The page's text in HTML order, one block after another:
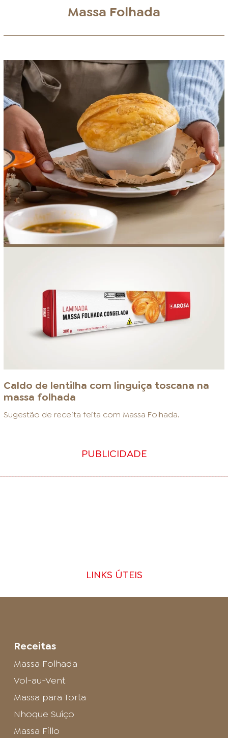
Massa Folhada
Caldo de lentilha com linguiça toscana na
massa folhada
Sugestão de receita feita com Massa Folhada.
PUBLICIDADE
LINKS ÚTEIS
Receitas
Massa Folhada
Vol-au-Vent
Massa para Torta
Nhoque Suíço
Massa Fillo